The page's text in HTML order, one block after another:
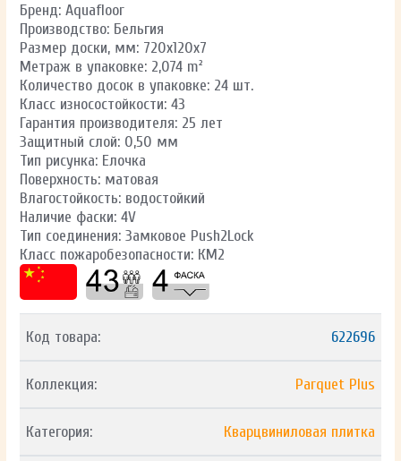
Бренд: Aquafloor
Производство: Бельгия
Размер доски, мм: 720x120x7
Метраж в упаковке: 2,074 m²
Количество досок в упаковке: 24 шт.
Класс износостойкости: 43
Гарантия производителя: 25 лет
Защитный слой: 0,50 мм
Тип рисунка: Елочка
Поверхность: матовая
Влагостойкость: водостойкий
Наличие фаски: 4V
Тип соединения: Замковое Push2Lock
Класс пожаробезопасности: КМ2
Код товара: 622696
Коллекция: Parquet Plus
Категория: Кварцвиниловая плитка